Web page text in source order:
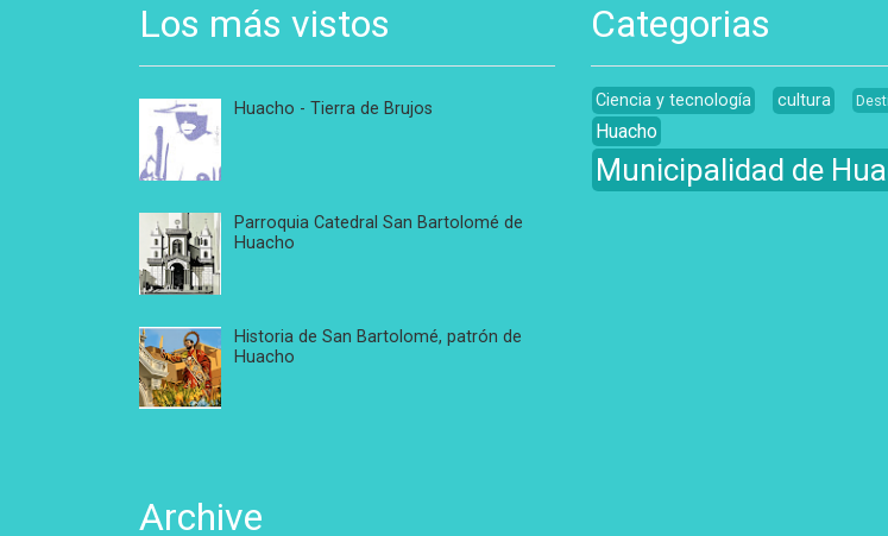
Los más vistos
Huacho - Tierra de Brujos
Parroquia Catedral San Bartolomé de
Huacho
Historia de San Bartolomé, patrón de
Huacho
Archive
Categorias
Ciencia y tecnología cultura
Huacho
Municipalidad de